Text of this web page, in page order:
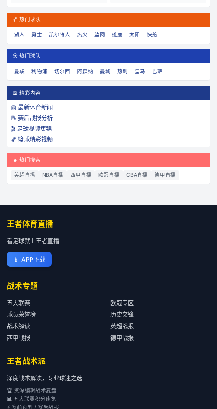
🏀 热门球队
湖人 勇士 凯尔特人 热火 篮网 雄鹿 太阳 快船
⚽ 热门球队
曼联 利物浦 切尔西 阿森纳 曼城 热刺 皇马 巴萨
📖 精彩内容
📰 最新体育新闻
📝 赛后战报分析
🎬 足球视频集锦
🏀 篮球精彩视频
🔥 热门搜索
英超直播 NBA直播 西甲直播 欧冠直播 CBA直播 德甲直播
王者体育直播
看足球就上王者直播
📱 APP下载
战术专题
五大联赛
欧冠专区
球员荣誉榜
历史交锋
战术解读
英超战报
西甲战报
德甲战报
王者战术派
深度战术解读，专业球迷之选
🏆 资深编辑战术复盘
📊 五大联赛积分速览
⚡ 赛前预判 / 赛后战报